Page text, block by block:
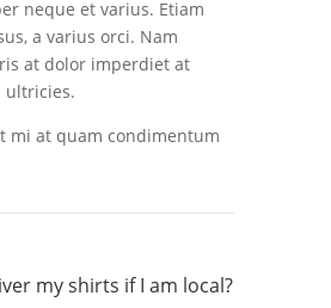
neque et varius. Etiam
a varius orci. Nam
at dolor imperdiet at
ultricies.
mi at quam condimentum
my shirts if I am local?